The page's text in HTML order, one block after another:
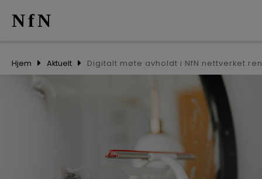
AKTUELT
NETTVERK
OM OSS
NfN
Hjem Aktuelt